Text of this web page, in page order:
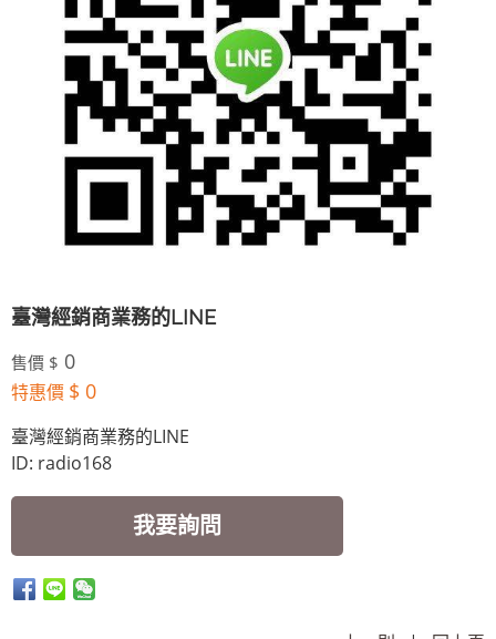
臺灣經銷商業務的LINE
售價 $ 0
特惠價 $ 0
臺灣經銷商業務的LINE
ID: radio168
我要詢問